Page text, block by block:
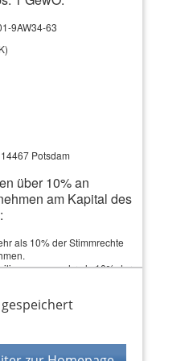
Die Softwareversicherung
uns auf Sie.
9AW34-63
Potsdam
über 10% an
am Kapital des
als 10% der Stimmrechte
von mehr als 10% der